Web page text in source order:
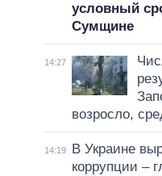
условный
Сумщине
14:27
возросло,
14:19
В Украине
коррупции –